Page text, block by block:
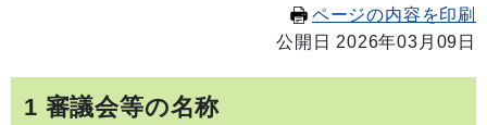
ページの内容を印刷
公開日 2026年03月09日
1 審議会等の名称